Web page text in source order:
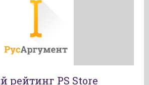
рейтинг PS Store